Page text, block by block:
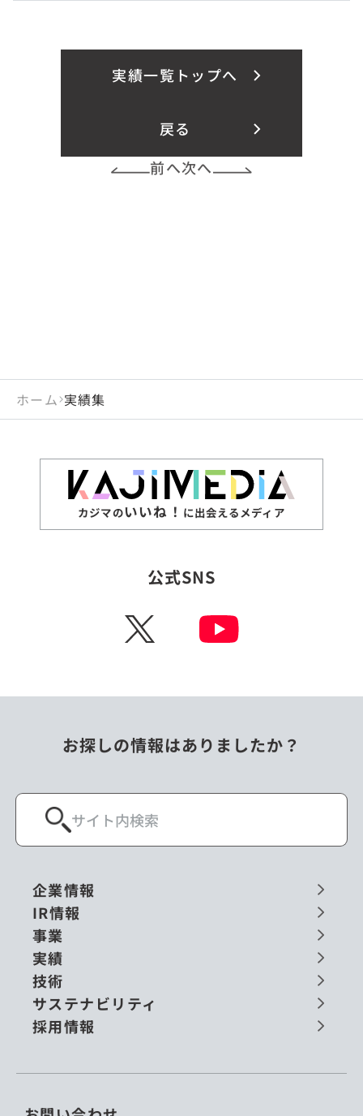
実績一覧トップへ
戻る
前へ次へ
ホーム 実績集
カジマのいいね！ に出会えるメディア
公式SNS
X
お探しの情報はありましたか？
企業情報
IR情報
事業
実績
技術
サステナビリティ
採用情報